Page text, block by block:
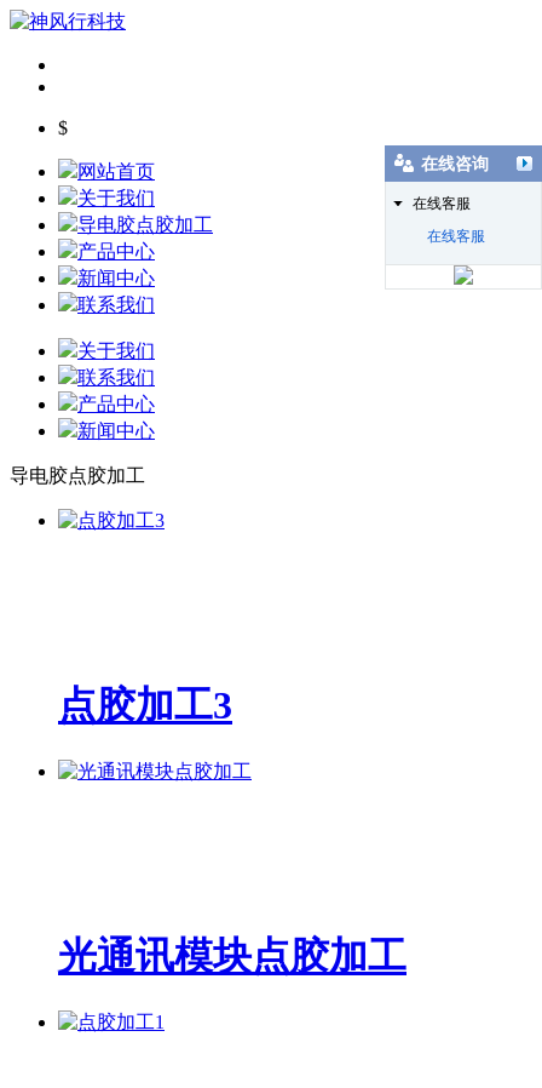
$
网站首页
关于我们
导电胶点胶加工
产品中心
新闻中心
联系我们
关于我们
联系我们
产品中心
新闻中心
导电胶点胶加工
点胶加工3
光通讯模块点胶加工
在线咨询
在线客服
在线客服